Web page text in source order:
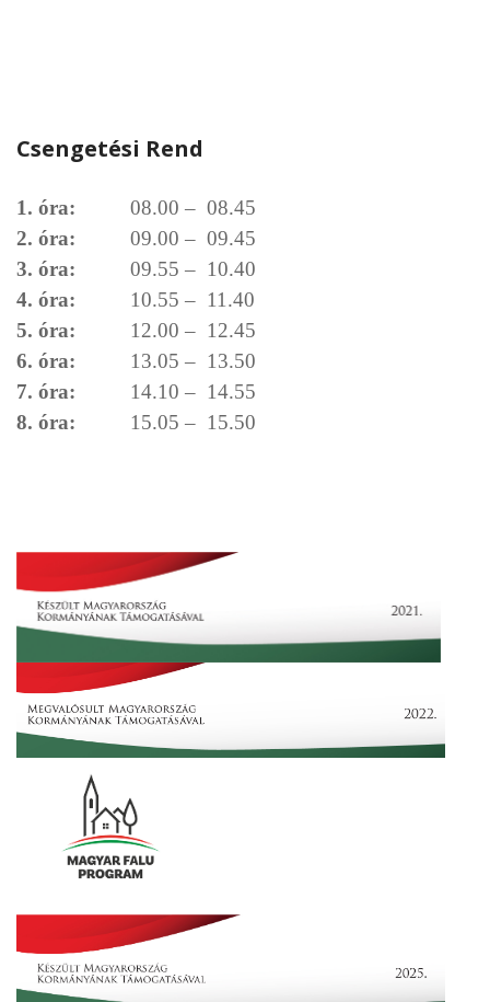
Csengetési Rend
1. óra:
08.00 – 08.45
2. óra: 09.00 – 09.45
3. óra: 09.55 – 10.40
4. óra: 10.55 – 11.40
5. óra: 12.00 – 12.45
6. óra: 13.05 – 13.50
7. óra: 14.10 – 14.55
8. óra: 15.05 – 15.50